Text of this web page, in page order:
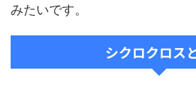
みたいです。
シクロクロス